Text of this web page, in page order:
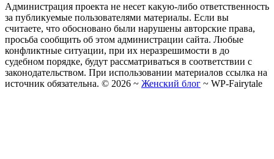
Администрация проекта не несет какую-либо ответственность
за публикуемые пользователями материалы. Если вы
считаете, что обосновано были нарушены авторские права,
просьба сообщить об этом администрации сайта. Любые
конфликтные ситуации, при их неразрешимости в до
судебном порядке, будут рассматриваться в соответствии с
законодательством. При использовании материалов ссылка на
источник обязательна. © 2026 ~ Женский блог ~ WP-Fairytale